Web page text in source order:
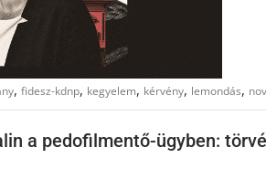
, fidesz-kdnp, kegyelem, kérvény, lemondás,
a pedofilmentő-ügyben: